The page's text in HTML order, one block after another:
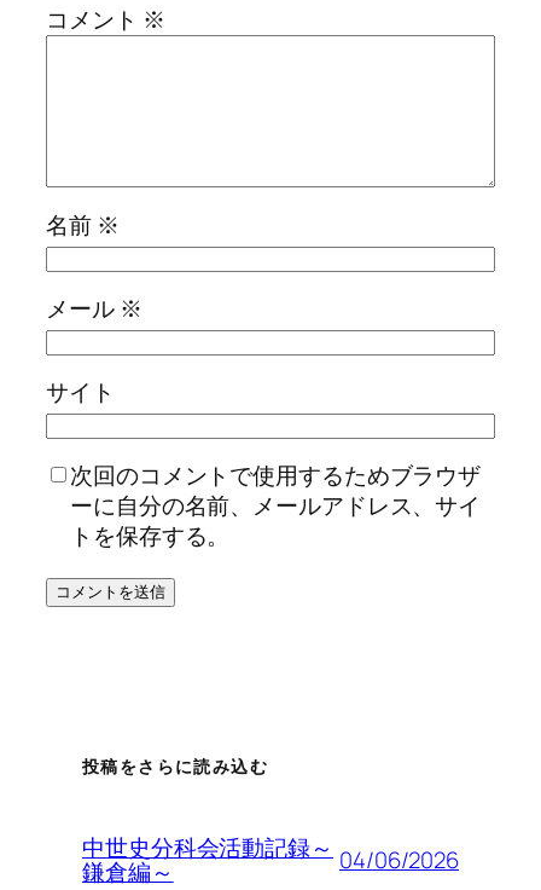
コメント ※
名前 ※
メール ※
サイト
次回のコメントで使用するためブラウザ
ーに自分の名前、メールアドレス、サイ
トを保存する。
投稿をさらに読み込む
中世史分科会活動記録～
鎌倉編～ 04/06/2026